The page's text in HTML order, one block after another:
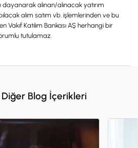
dayanarak alınan/alınacak yatırım
alım satım vb. işlemlerinden ve bu
Vakıf Katılım Bankası AŞ herhangi bir
tutulamaz.
Blog İçerikleri